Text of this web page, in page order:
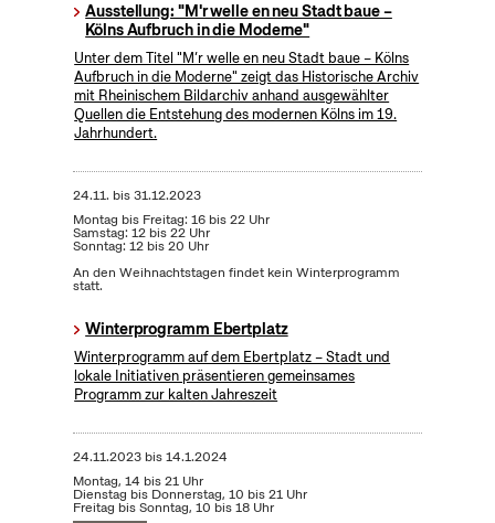
Ausstellung: "M'r welle en neu Stadt baue –
Kölns Aufbruch in die Moderne"
Unter dem Titel "M’r welle en neu Stadt baue – Kölns
Aufbruch in die Moderne" zeigt das Historische Archiv
mit Rheinischem Bildarchiv anhand ausgewählter
Quellen die Entstehung des modernen Kölns im 19.
Jahrhundert.
24.11. bis31.12.2023
Montag bis Freitag: 16 bis 22 Uhr
Samstag: 12 bis 22 Uhr
Sonntag: 12 bis 20 Uhr
An den Weihnachtstagen findet kein Winterprogramm
statt.
Winterprogramm Ebertplatz
Winterprogramm auf dem Ebertplatz – Stadt und
lokale Initiativen präsentieren gemeinsames
Programm zur kalten Jahreszeit
24.11.2023bis14.1.2024
Montag, 14 bis 21 Uhr
Dienstag bis Donnerstag, 10 bis 21 Uhr
Freitag bis Sonntag, 10 bis 18 Uhr